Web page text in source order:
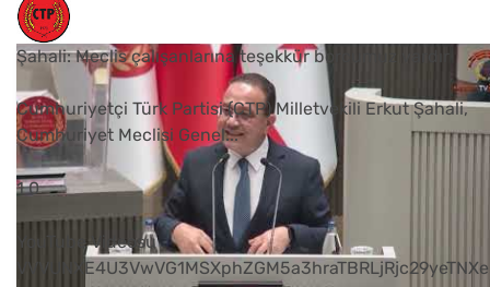
Şahali: Meclis çalışanlarına teşekkür borcumuz vardır
Cumhuriyetçi Türk Partisi (CTP) Milletvekili Erkut Şahali,
Cumhuriyet Meclisi Genel...
1 0
YouTube Videosu